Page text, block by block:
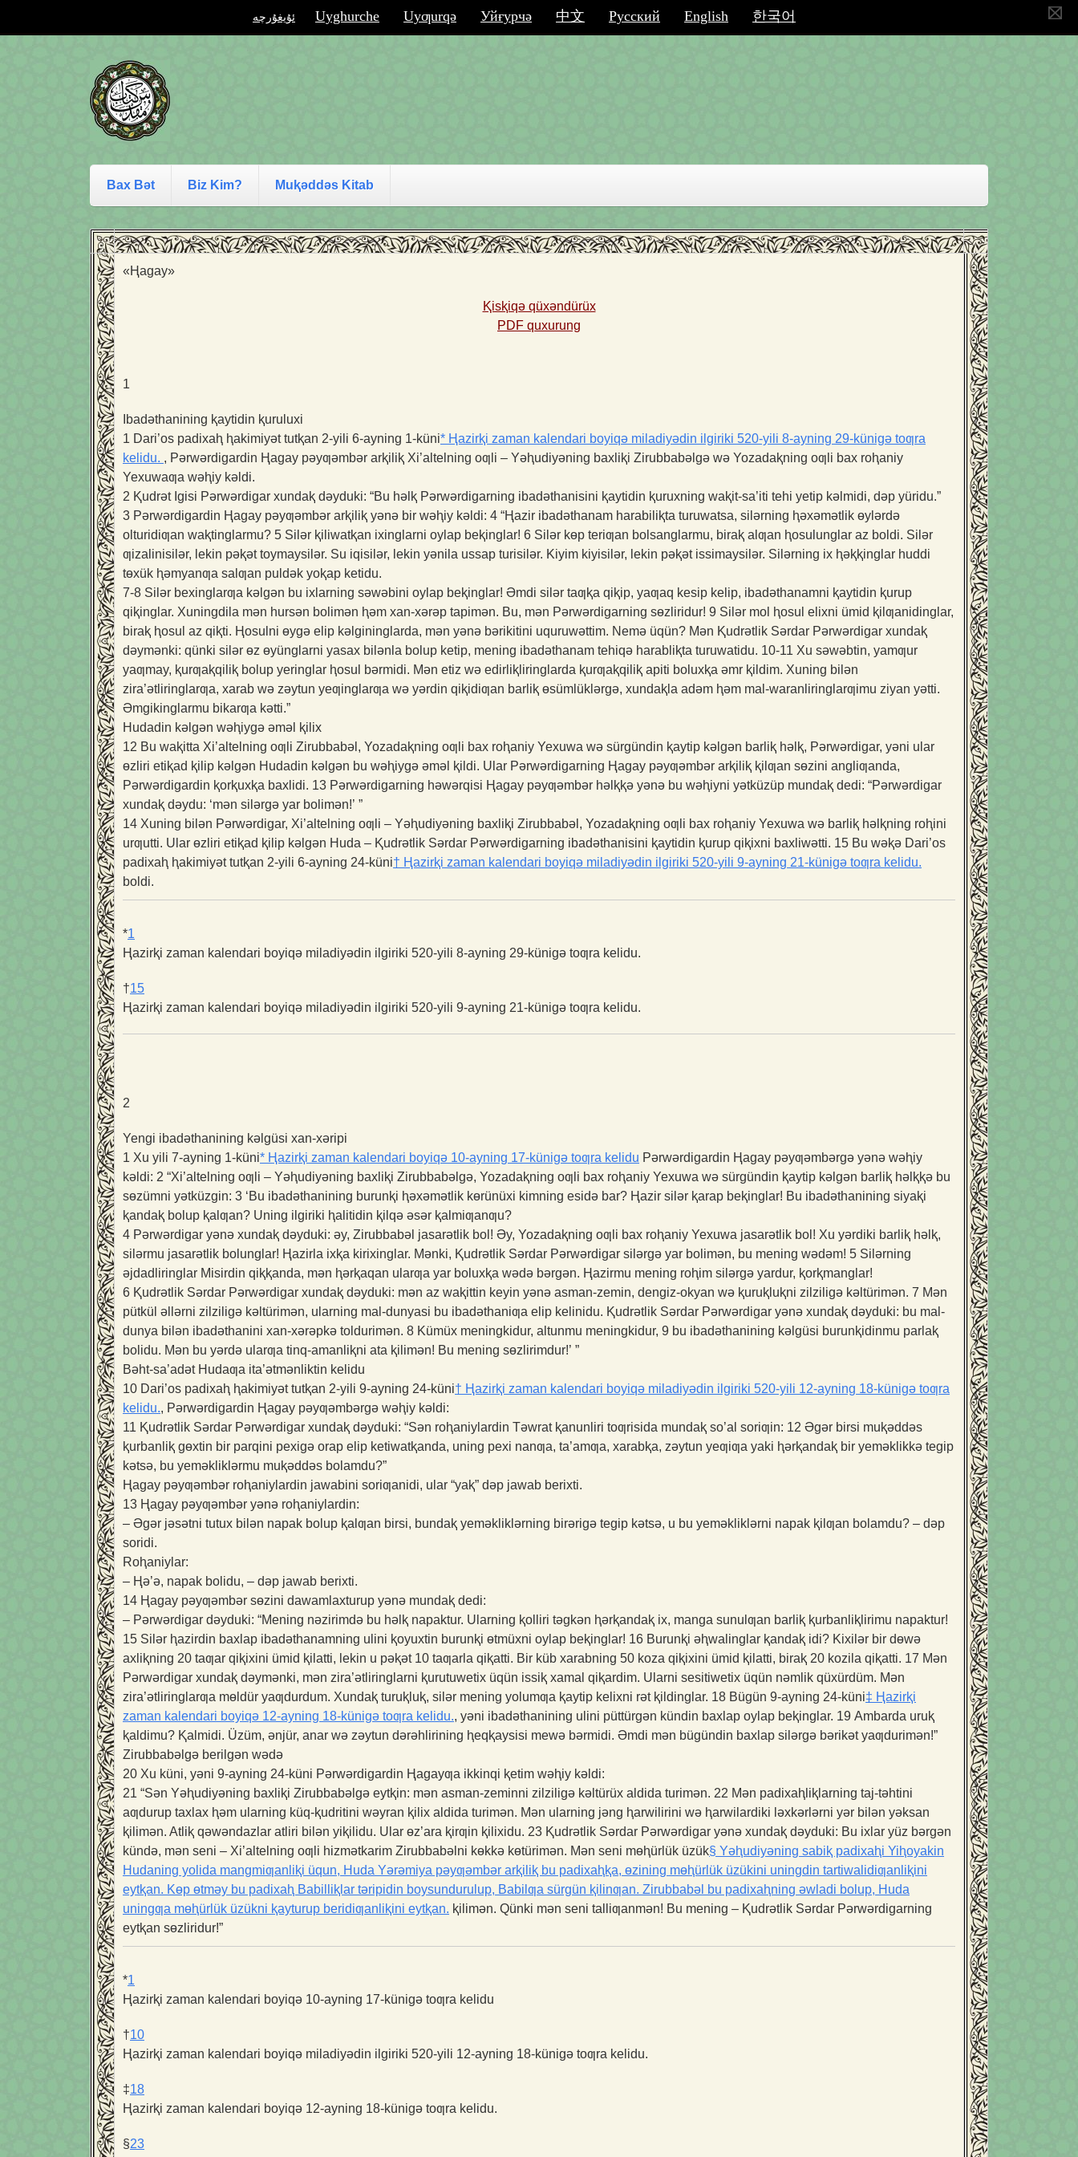
ئۇيغۇرچە Uyghurche Uyƣurqә Уйғурчә 中文 Русский English 한국어
Bax Bәt Biz Kim? Muⱪәddәs Kitab
«Ⱨagay»
Ⱪisⱪiqə qüxəndürüx
PDF quxurung
1
Ibadəthanining ⱪaytidin ⱪuruluxi
1 Dari’os padixaⱨ ⱨakimiyət tutⱪan 2-yili 6-ayning 1-küni* Ⱨazirⱪi zaman kalendari boyiqə miladiyədin ilgiriki 520-yili 8-ayning 29-künigə toƣra
kelidu. , Pərwərdigardin Ⱨagay pəyƣəmbər arⱪiliⱪ Xi’altelning oƣli – Yəⱨudiyəning baxliⱪi Zirubbabəlgə wə Yozadaⱪning oƣli bax roⱨaniy
Yexuwaƣa wəⱨiy kəldi.
2 Ⱪudrət Igisi Pərwərdigar xundaⱪ dəyduki: “Bu həlⱪ Pərwərdigarning ibadəthanisini ⱪaytidin ⱪuruxning waⱪit-sa’iti tehi yetip kəlmidi, dəp yüridu.”
3 Pərwərdigardin Ⱨagay pəyƣəmbər arⱪiliⱪ yənə bir wəⱨiy kəldi: 4 “Ⱨazir ibadəthanam harabiliⱪta turuwatsa, silərning ⱨəxəmətlik ɵylərdə
olturidiƣan waⱪtinglarmu? 5 Silər ⱪiliwatⱪan ixinglarni oylap beⱪinglar! 6 Silər kɵp teriƣan bolsanglarmu, biraⱪ alƣan ⱨosulunglar az boldi. Silər
ƣizalinisilər, lekin pəⱪət toymaysilər. Su iqisilər, lekin yənila ussap turisilər. Kiyim kiyisilər, lekin pəⱪət issimaysilər. Silərning ix ⱨəⱪⱪinglar huddi
tɵxük ⱨəmyanƣa salƣan puldək yoⱪap ketidu.
7-8 Silər bexinglarƣa kəlgən bu ixlarning səwəbini oylap beⱪinglar! Əmdi silər taƣⱪa qiⱪip, yaƣaq kesip kelip, ibadəthanamni ⱪaytidin ⱪurup
qiⱪinglar. Xuningdila mən hursən bolimən ⱨəm xan-xərəp tapimən. Bu, mən Pərwərdigarning sɵzliridur! 9 Silər mol ⱨosul elixni ümid ⱪilƣanidinglar,
biraⱪ ⱨosul az qiⱪti. Ⱨosulni ɵygə elip kəlgininglarda, mən yənə bərikitini uquruwəttim. Nemə üqün? Mən Ⱪudrətlik Sərdar Pərwərdigar xundaⱪ
dəymənki: qünki silər ɵz ɵyünglarni yasax bilənla bolup ketip, mening ibadəthanam tehiqə harabliⱪta turuwatidu. 10-11 Xu səwəbtin, yamƣur
yaƣmay, ⱪurƣaⱪqiliⱪ bolup yeringlar ⱨosul bərmidi. Mən etiz wə edirliⱪliringlarda ⱪurƣaⱪqiliⱪ apiti boluxⱪa əmr ⱪildim. Xuning bilən
zira’ətliringlarƣa, xarab wə zəytun yeƣinglarƣa wə yərdin qiⱪidiƣan barliⱪ ɵsümlüklərgə, xundaⱪla adəm ⱨəm mal-waranliringlarƣimu ziyan yətti.
Əmgikinglarmu bikarƣa kətti.”
Hudadin kəlgən wəⱨiygə əməl ⱪilix
12 Bu waⱪitta Xi’altelning oƣli Zirubbabəl, Yozadaⱪning oƣli bax roⱨaniy Yexuwa wə sürgündin ⱪaytip kəlgən barliⱪ həlⱪ, Pərwərdigar, yəni ular
ɵzliri etiⱪad ⱪilip kəlgən Hudadin kəlgən bu wəⱨiygə əməl ⱪildi. Ular Pərwərdigarning Ⱨagay pəyƣəmbər arⱪiliⱪ ⱪilƣan sɵzini angliƣanda,
Pərwərdigardin ⱪorⱪuxⱪa baxlidi. 13 Pərwərdigarning həwərqisi Ⱨagay pəyƣəmbər həlⱪⱪə yənə bu wəⱨiyni yətküzüp mundaⱪ dedi: “Pərwərdigar
xundaⱪ dəydu: ‘mən silərgə yar bolimən!’ ”
14 Xuning bilən Pərwərdigar, Xi’altelning oƣli – Yəⱨudiyəning baxliⱪi Zirubbabəl, Yozadaⱪning oƣli bax roⱨaniy Yexuwa wə barliⱪ həlⱪning roⱨini
urƣutti. Ular ɵzliri etiⱪad ⱪilip kəlgən Huda – Ⱪudrətlik Sərdar Pərwərdigarning ibadəthanisini ⱪaytidin ⱪurup qiⱪixni baxliwətti. 15 Bu wəⱪə Dari’os
padixaⱨ ⱨakimiyət tutⱪan 2-yili 6-ayning 24-küni† Ⱨazirⱪi zaman kalendari boyiqə miladiyədin ilgiriki 520-yili 9-ayning 21-künigə toƣra kelidu.
boldi.
*1
Ⱨazirⱪi zaman kalendari boyiqə miladiyədin ilgiriki 520-yili 8-ayning 29-künigə toƣra kelidu.
†15
Ⱨazirⱪi zaman kalendari boyiqə miladiyədin ilgiriki 520-yili 9-ayning 21-künigə toƣra kelidu.
2
Yengi ibadəthanining kəlgüsi xan-xəripi
1 Xu yili 7-ayning 1-küni* Ⱨazirⱪi zaman kalendari boyiqə 10-ayning 17-künigə toƣra kelidu Pərwərdigardin Ⱨagay pəyƣəmbərgə yənə wəⱨiy
kəldi: 2 “Xi’altelning oƣli – Yəⱨudiyəning baxliⱪi Zirubbabəlgə, Yozadaⱪning oƣli bax roⱨaniy Yexuwa wə sürgündin ⱪaytip kəlgən barliⱪ həlⱪⱪə bu
sɵzümni yətküzgin: 3 ‘Bu ibadəthanining burunⱪi ⱨəxəmətlik kɵrünüxi kimning esidə bar? Ⱨazir silər ⱪarap beⱪinglar! Bu ibadəthanining siyaⱪi
ⱪandaⱪ bolup ⱪalƣan? Uning ilgiriki ⱨalitidin ⱪilqə əsər ⱪalmiƣanƣu?
4 Pərwərdigar yənə xundaⱪ dəyduki: əy, Zirubbabəl jasarətlik bol! Əy, Yozadaⱪning oƣli bax roⱨaniy Yexuwa jasarətlik bol! Xu yərdiki barliⱪ həlⱪ,
silərmu jasarətlik bolunglar! Ⱨazirla ixⱪa kirixinglar. Mənki, Ⱪudrətlik Sərdar Pərwərdigar silərgə yar bolimən, bu mening wədəm! 5 Silərning
əjdadliringlar Misirdin qiⱪⱪanda, mən ⱨərⱪaqan ularƣa yar boluxⱪa wədə bərgən. Ⱨazirmu mening roⱨim silərgə yardur, ⱪorⱪmanglar!
6 Ⱪudrətlik Sərdar Pərwərdigar xundaⱪ dəyduki: mən az waⱪittin keyin yənə asman-zemin, dengiz-okyan wə ⱪuruⱪluⱪni zilziligə kəltürimən. 7 Mən
pütkül əllərni zilziligə kəltürimən, ularning mal-dunyasi bu ibadəthaniƣa elip kelinidu. Ⱪudrətlik Sərdar Pərwərdigar yənə xundaⱪ dəyduki: bu mal-
dunya bilən ibadəthanini xan-xərəpkə toldurimən. 8 Kümüx meningkidur, altunmu meningkidur, 9 bu ibadəthanining kəlgüsi burunⱪidinmu parlaⱪ
bolidu. Mən bu yərdə ularƣa tinq-amanliⱪni ata ⱪilimən! Bu mening sɵzlirimdur!’ ”
Bəht-sa’adət Hudaƣa ita’ətmənliktin kelidu
10 Dari’os padixaⱨ ⱨakimiyət tutⱪan 2-yili 9-ayning 24-küni† Ⱨazirⱪi zaman kalendari boyiqə miladiyədin ilgiriki 520-yili 12-ayning 18-künigə toƣra
kelidu., Pərwərdigardin Ⱨagay pəyƣəmbərgə wəⱨiy kəldi:
11 Ⱪudrətlik Sərdar Pərwərdigar xundaⱪ dəyduki: “Sən roⱨaniylardin Təwrat ⱪanunliri toƣrisida mundaⱪ so’al soriƣin: 12 Əgər birsi muⱪəddəs
ⱪurbanliⱪ gɵxtin bir parqini pexigə orap elip ketiwatⱪanda, uning pexi nanƣa, ta’amƣa, xarabⱪa, zəytun yeƣiƣa yaki ⱨərⱪandaⱪ bir yeməklikkə tegip
kətsə, bu yeməkliklərmu muⱪəddəs bolamdu?”
Ⱨagay pəyƣəmbər roⱨaniylardin jawabini soriƣanidi, ular “yaⱪ” dəp jawab berixti.
13 Ⱨagay pəyƣəmbər yənə roⱨaniylardin:
– Əgər jəsətni tutux bilən napak bolup ⱪalƣan birsi, bundaⱪ yeməkliklərning birərigə tegip kətsə, u bu yeməkliklərni napak ⱪilƣan bolamdu? – dəp
soridi.
Roⱨaniylar:
– Ⱨə’ə, napak bolidu, – dəp jawab berixti.
14 Ⱨagay pəyƣəmbər sɵzini dawamlaxturup yənə mundaⱪ dedi:
– Pərwərdigar dəyduki: “Mening nəzirimdə bu həlⱪ napaktur. Ularning ⱪolliri təgkən ⱨərⱪandaⱪ ix, manga sunulƣan barliⱪ ⱪurbanliⱪlirimu napaktur!
15 Silər ⱨazirdin baxlap ibadəthanamning ulini ⱪoyuxtin burunⱪi ɵtmüxni oylap beⱪinglar! 16 Burunⱪi əⱨwalinglar ⱪandaⱪ idi? Kixilər bir dɵwə
axliⱪning 20 taƣar qiⱪixini ümid ⱪilatti, lekin u pəⱪət 10 taƣarla qiⱪatti. Bir küb xarabning 50 koza qiⱪixini ümid ⱪilatti, biraⱪ 20 kozila qiⱪatti. 17 Mən
Pərwərdigar xundaⱪ dəymənki, mən zira’ətliringlarni ⱪurutuwetix üqün issiⱪ xamal qiⱪardim. Ularni sesitiwetix üqün nəmlik qüxürdüm. Mən
zira’ətliringlarƣa mɵldür yaƣdurdum. Xundaⱪ turuⱪluⱪ, silər mening yolumƣa ⱪaytip kelixni rət ⱪildinglar. 18 Bügün 9-ayning 24-küni‡ Ⱨazirⱪi
zaman kalendari boyiqə 12-ayning 18-künigə toƣra kelidu., yəni ibadəthanining ulini püttürgən kündin baxlap oylap beⱪinglar. 19 Ambarda uruⱪ
ⱪaldimu? Ⱪalmidi. Üzüm, ənjür, anar wə zəytun dərəhlirining ⱨeqⱪaysisi mewə bərmidi. Əmdi mən bügündin baxlap silərgə bərikət yaƣdurimən!”
Zirubbabəlgə berilgən wədə
20 Xu küni, yəni 9-ayning 24-küni Pərwərdigardin Ⱨagayƣa ikkinqi ⱪetim wəⱨiy kəldi:
21 “Sən Yəⱨudiyəning baxliⱪi Zirubbabəlgə eytⱪin: mən asman-zeminni zilziligə kəltürüx aldida turimən. 22 Mən padixaⱨliⱪlarning taj-təhtini
aƣdurup taxlax ⱨəm ularning küq-ⱪudritini wəyran ⱪilix aldida turimən. Mən ularning jəng ⱨarwilirini wə ⱨarwilardiki ləxkərlərni yər bilən yəksan
ⱪilimən. Atliⱪ qəwəndazlar atliri bilən yiⱪilidu. Ular ɵz’ara ⱪirƣin ⱪilixidu. 23 Ⱪudrətlik Sərdar Pərwərdigar yənə xundaⱪ dəyduki: Bu ixlar yüz bərgən
kündə, mən seni – Xi’altelning oƣli hizmətkarim Zirubbabəlni kɵkkə kɵtürimən. Mən seni mɵⱨürlük üzük§ Yəⱨudiyəning sabiⱪ padixaⱨi Yiⱨoyakin
Hudaning yolida mangmiƣanliⱪi üqun, Huda Yərəmiya pəyƣəmbər arⱪiliⱪ bu padixaⱨⱪa, ɵzining mɵⱨürlük üzükini uningdin tartiwalidiƣanliⱪini
eytⱪan. Kɵp ɵtməy bu padixaⱨ Babilliⱪlar təripidin boysundurulup, Babilƣa sürgün ⱪilinƣan. Zirubbabəl bu padixaⱨning əwladi bolup, Huda
uningƣa mɵⱨürlük üzükni ⱪayturup beridiƣanliⱪini eytⱪan. ⱪilimən. Qünki mən seni talliƣanmən! Bu mening – Ⱪudrətlik Sərdar Pərwərdigarning
eytⱪan sɵzliridur!”
*1
Ⱨazirⱪi zaman kalendari boyiqə 10-ayning 17-künigə toƣra kelidu
†10
Ⱨazirⱪi zaman kalendari boyiqə miladiyədin ilgiriki 520-yili 12-ayning 18-künigə toƣra kelidu.
‡18
Ⱨazirⱪi zaman kalendari boyiqə 12-ayning 18-künigə toƣra kelidu.
§23